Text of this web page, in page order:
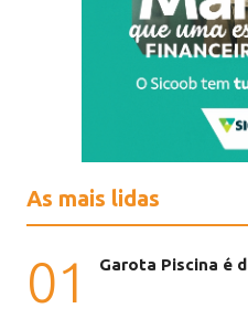
As mais lidas
01 Garota Piscina é